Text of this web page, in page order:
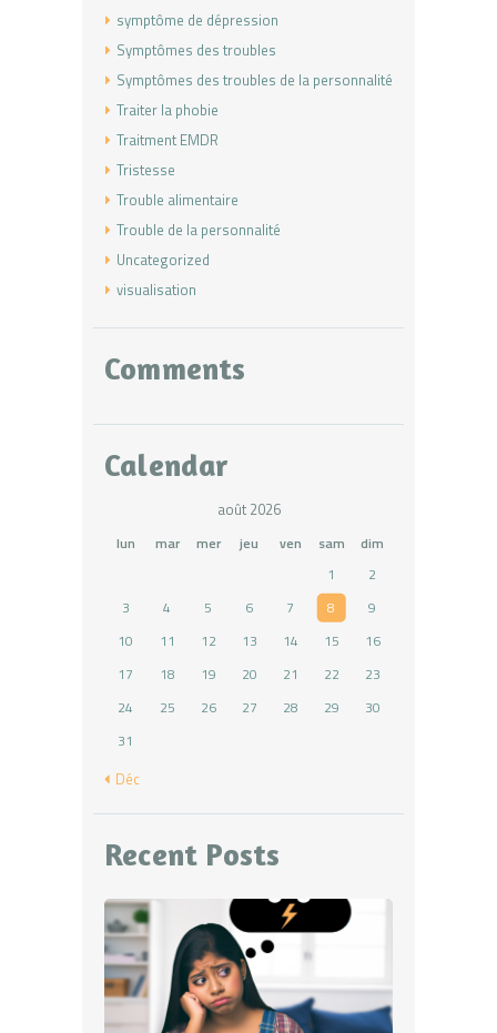
symptôme de dépression
Symptômes des troubles
Symptômes des troubles de la personnalité
Traiter la phobie
Traitment EMDR
Tristesse
Trouble alimentaire
Trouble de la personnalité
Uncategorized
visualisation
Comments
Calendar
août 2026
lun mar mer jeu ven sam
dim
1
2
3
4 5 6 7 8
9
10
11 12 13 14 15
16
17
18 19 20 21 22
23
24
25 26 27 28 29
30
31
« Déc
Recent Posts